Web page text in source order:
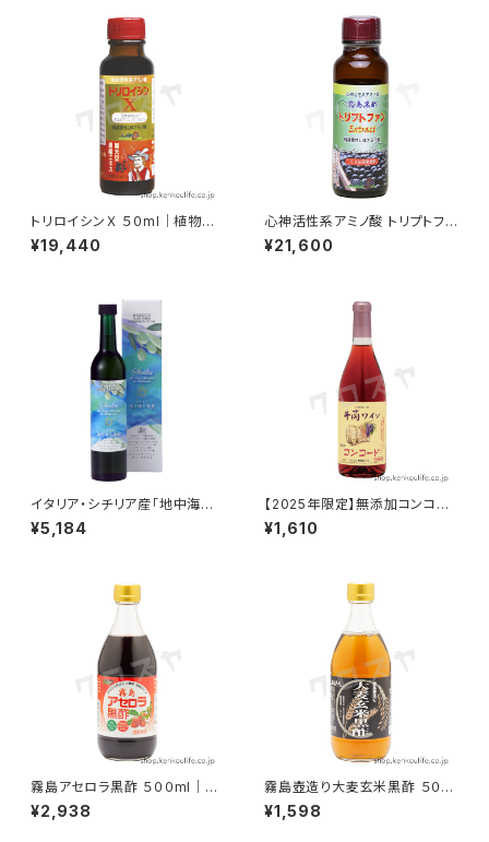
トリロイシンＸ ５０ml｜植物発
酵BCAAアミノ酸｜霧島黒酢
¥19,440
心神活性系アミノ酸 トリプトファ
ンエキス ５０ml｜黒大豆発酵ト
リプトファン｜霧島黒酢【要冷
¥21,600
イタリア・シチリア産「地中海の
瑞風 」エキストラバージン オリ
ーブオイル 450g｜数量限定の
¥5,184
【2025年限定】無添加コンコー
ド ロゼ 720ml｜酸化防止剤無
添加の限定醸造｜井筒ワイン
¥1,610
霧島アセロラ黒酢 ５００ml｜壺
醸造玄米黒酢と濃縮アセロラ果
汁のブレンド｜霧島黒酢
¥2,938
霧島壺造り大麦玄米黒酢 ５００
ml｜長期熟成壺醸造の美味し
い黒酢｜霧島黒酢
¥1,598